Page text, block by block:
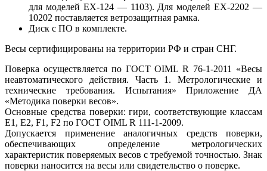
для моделей EX-124 — 1103). Для моделей EX-2202 —
10202 поставляется ветрозащитная рамка.
Диск с ПО в комплекте.
Весы сертифицированы на территории РФ и стран СНГ.
Поверка осуществляется по ГОСТ OIML R 76-1-2011 «Весы
неавтоматического действия. Часть 1. Метрологические и
технические требования. Испытания» Приложение ДА
«Методика поверки весов».
Основные средства поверки: гири, соответствующие классам
Е1, Е2, F1, F2 по ГОСТ OIML R 111-1-2009.
Допускается применение аналогичных средств поверки,
обеспечивающих определение метрологических
характеристик поверяемых весов с требуемой точностью. Знак
поверки наносится на весы или свидетельство о поверке.